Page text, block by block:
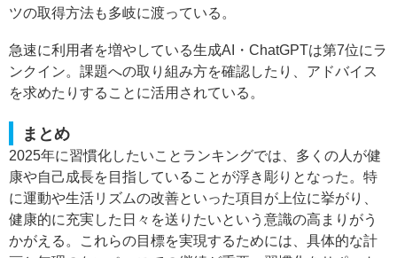
ツの取得方法も多岐に渡っている。
急速に利用者を増やしている生成AI・ChatGPTは第7位にラ
ンクイン。課題への取り組み方を確認したり、アドバイス
を求めたりすることに活用されている。
まとめ
2025年に習慣化したいことランキングでは、多くの人が健
康や自己成長を目指していることが浮き彫りとなった。特
に運動や生活リズムの改善といった項目が上位に挙がり、
健康的に充実した日々を送りたいという意識の高まりがう
かがえる。これらの目標を実現するためには、具体的な計